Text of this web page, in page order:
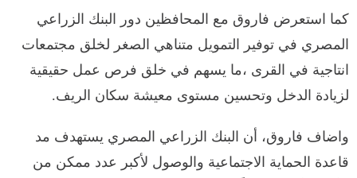
كما استعرض فاروق مع المحافظين دور البنك الزراعي
المصري في توفير التمويل متناهي الصغر لخلق مجتمعات
انتاجية في القرى ،ما يسهم في خلق فرص عمل حقيقية
لزيادة الدخل وتحسين مستوى معيشة سكان الريف.
واضاف فاروق، أن البنك الزراعي المصري يستهدف مد
قاعدة الحماية الاجتماعية والوصول لأكبر عدد ممكن من